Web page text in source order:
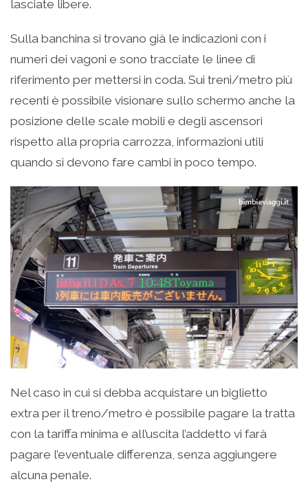
lasciate libere.
Sulla banchina si trovano già le indicazioni con i
numeri dei vagoni e sono tracciate le linee di
riferimento per mettersi in coda. Sui treni/metro più
recenti è possibile visionare sullo schermo anche la
posizione delle scale mobili e degli ascensori
rispetto alla propria carrozza, informazioni utili
quando si devono fare cambi in poco tempo.
Nel caso in cui si debba acquistare un biglietto
extra per il treno/metro è possibile pagare la tratta
con la tariffa minima e all’uscita l’addetto vi farà
pagare l’eventuale differenza, senza aggiungere
alcuna penale.